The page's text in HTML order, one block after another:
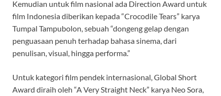
Kemudian untuk film nasional ada Direction Award untuk
film Indonesia diberikan kepada “Crocodile Tears” karya
Tumpal Tampubolon, sebuah “dongeng gelap dengan
penguasaan penuh terhadap bahasa sinema, dari
penulisan, visual, hingga performa.”
Untuk kategori film pendek internasional, Global Short
Award diraih oleh “A Very Straight Neck” karya Neo Sora,